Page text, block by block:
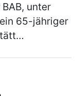
unter
65-jähriger